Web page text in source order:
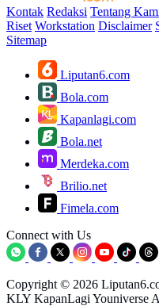
Kontak Redaksi Tentang
Riset Workstation Disclaimer
Sitemap
Liputan6.com
Bola.com
Kapanlagi.com
Bola.net
Merdeka.com
Brilio.net
Fimela.com
Connect with Us
Copyright © 2026
KLY KapanLagi Youniverse